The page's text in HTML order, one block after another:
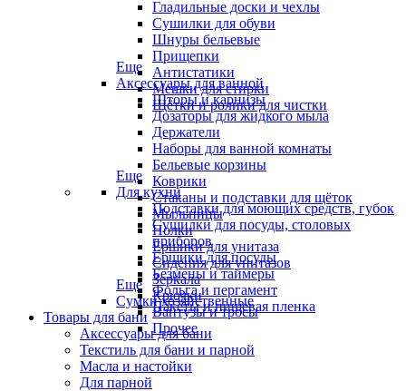
Гладильные доски и чехлы
Сушилки для обуви
Шнуры бельевые
Прищепки
Антистатики
Мешки для стирки
Щётки и ролики для чистки
Еще
Аксессуары для ванной
Шторы и карнизы
Дозаторы для жидкого мыла
Держатели
Наборы для ванной комнаты
Бельевые корзины
Коврики
Стаканы и подставки для щёток
Мыльницы
Полки
Ёршики для унитаза
Сидения для унитазов
Зеркала
Крючки
Вантузы и тросы
Прочее
Еще
Для кухни
Подставки для моющих средств, губок
Сушилки для посуды, столовых
приборов
Ёршики для посуды
Безмены и таймеры
Фольга и пергамент
Пакеты и пищевая пленка
Еще
Сумки хозяйственные
Товары для бани
Аксессуары для бани
Текстиль для бани и парной
Масла и настойки
Для парной